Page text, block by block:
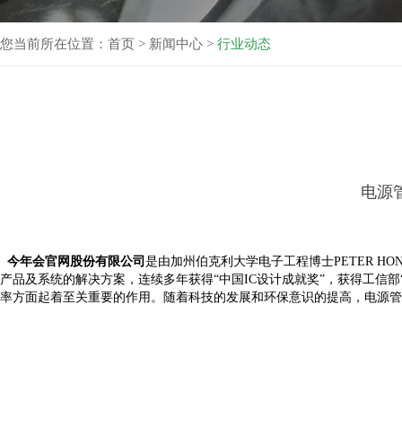
您当前所在位置： 首页 > 新闻中心 > 行业动态
电源
今年会官网股份有限公司 是由加州伯克利大学电子工程博士PETER
产品及系统的解决方案，连续多年获得“中国IC设计成就奖”，获得工信
率方面起着至关重要的作用。随着科技的发展和环保意识的提高，电源